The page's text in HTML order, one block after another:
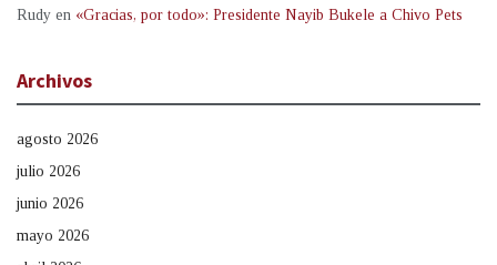
Rudy en «Gracias, por todo»: Presidente Nayib Bukele a Chivo Pets
Archivos
agosto 2026
julio 2026
junio 2026
mayo 2026